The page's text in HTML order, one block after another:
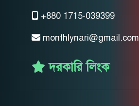
+880 1715-039399
monthlynari@gmail.com
দরকারি লিংক